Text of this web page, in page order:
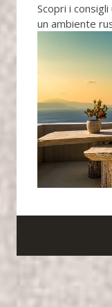
Scopri i
un ambiente